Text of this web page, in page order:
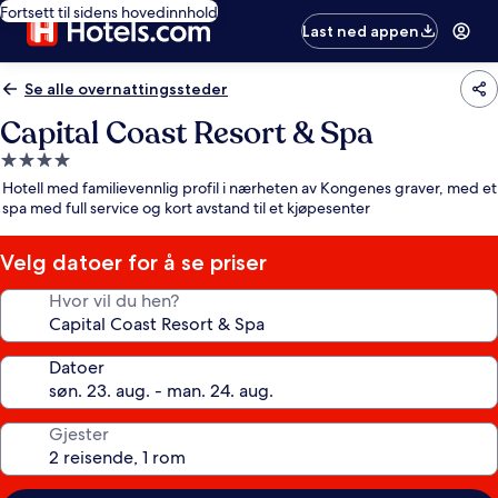
Fortsett til sidens hovedinnhold
Last ned appen
Se alle overnattingssteder
Capital Coast Resort & Spa
Overnattingssted
med
4.0
stjerner
Hotell med familievennlig profil i nærheten av Kongenes graver, med et
spa med full service og kort avstand til et kjøpesenter
Velg datoer for å se priser
Hvor vil du hen?
Datoer
Gjester